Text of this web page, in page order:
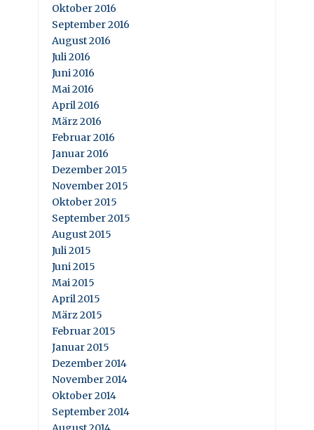
Oktober 2016
September 2016
August 2016
Juli 2016
Juni 2016
Mai 2016
April 2016
März 2016
Februar 2016
Januar 2016
Dezember 2015
November 2015
Oktober 2015
September 2015
August 2015
Juli 2015
Juni 2015
Mai 2015
April 2015
März 2015
Februar 2015
Januar 2015
Dezember 2014
November 2014
Oktober 2014
September 2014